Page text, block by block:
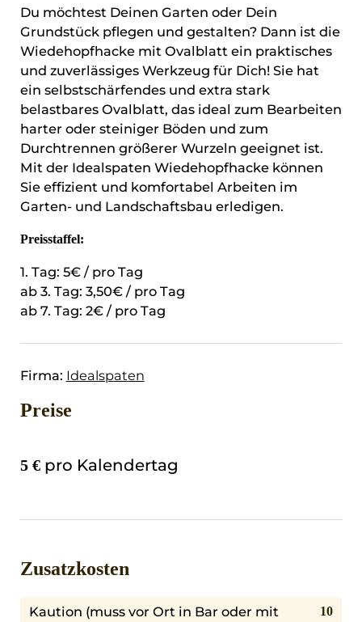
Du möchtest Deinen Garten oder Dein
Grundstück pflegen und gestalten? Dann ist die
Wiedehopfhacke mit Ovalblatt ein praktisches
und zuverlässiges Werkzeug für Dich! Sie hat
ein selbstschärfendes und extra stark
belastbares Ovalblatt, das ideal zum Bearbeiten
harter oder steiniger Böden und zum
Durchtrennen größerer Wurzeln geeignet ist.
Mit der Idealspaten Wiedehopfhacke können
Sie effizient und komfortabel Arbeiten im
Garten- und Landschaftsbau erledigen.
Preisstaffel:
1. Tag: 5€ / pro Tag
ab 3. Tag: 3,50€ / pro Tag
ab 7. Tag: 2€ / pro Tag
Firma: Idealspaten
Preise
5 €pro Kalendertag
Zusatzkosten
Kaution (muss vor Ort in Bar oder mit
10